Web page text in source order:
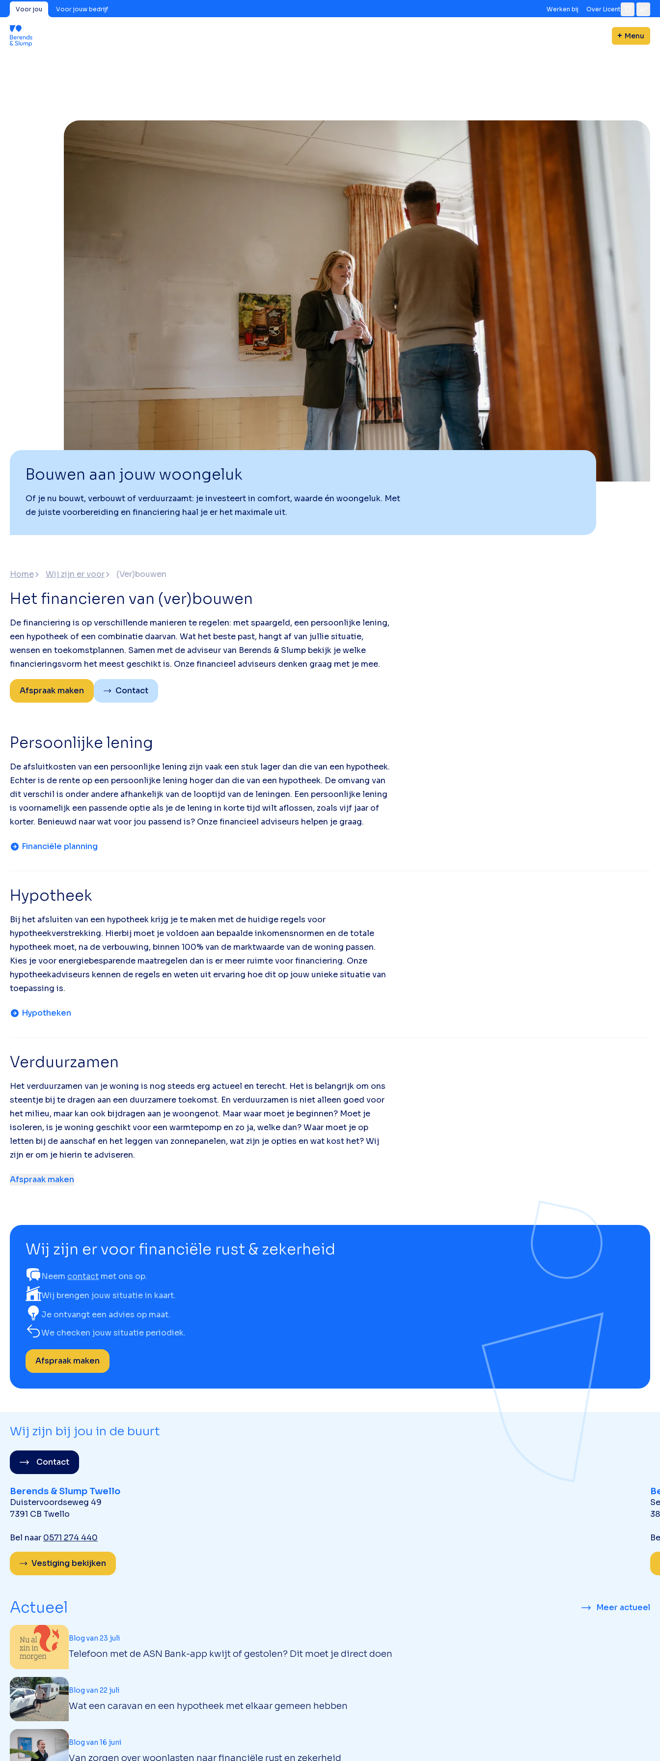
Voor jou Voor jouw bedrijf Werken bij Over Licent
Menu
Bouwen aan jouw woongeluk
Of je nu bouwt, verbouwt of verduurzaamt: je investeert in comfort, waarde én woongeluk. Met
de juiste voorbereiding en financiering haal je er het maximale uit.
Home Wij zijn er voor (Ver)bouwen
Het financieren van (ver)bouwen
De financiering is op verschillende manieren te regelen: met spaargeld, een persoonlijke lening,
een hypotheek of een combinatie daarvan. Wat het beste past, hangt af van jullie situatie,
wensen en toekomstplannen. Samen met de adviseur van Berends & Slump bekijk je welke
financieringsvorm het meest geschikt is. Onze financieel adviseurs denken graag met je mee.
Afspraak maken Contact
Persoonlijke lening
De afsluitkosten van een persoonlijke lening zijn vaak een stuk lager dan die van een hypotheek.
Echter is de rente op een persoonlijke lening hoger dan die van een hypotheek. De omvang van
dit verschil is onder andere afhankelijk van de looptijd van de leningen. Een persoonlijke lening
is voornamelijk een passende optie als je de lening in korte tijd wilt aflossen, zoals vijf jaar of
korter. Benieuwd naar wat voor jou passend is? Onze financieel adviseurs helpen je graag.
Financiële planning
Hypotheek
Bij het afsluiten van een hypotheek krijg je te maken met de huidige regels voor
hypotheekverstrekking. Hierbij moet je voldoen aan bepaalde inkomensnormen en de totale
hypotheek moet, na de verbouwing, binnen 100% van de marktwaarde van de woning passen.
Kies je voor energiebesparende maatregelen dan is er meer ruimte voor financiering. Onze
hypotheekadviseurs kennen de regels en weten uit ervaring hoe dit op jouw unieke situatie van
toepassing is.
Hypotheken
Verduurzamen
Het verduurzamen van je woning is nog steeds erg actueel en terecht. Het is belangrijk om ons
steentje bij te dragen aan een duurzamere toekomst. En verduurzamen is niet alleen goed voor
het milieu, maar kan ook bijdragen aan je woongenot. Maar waar moet je beginnen? Moet je
isoleren, is je woning geschikt voor een warmtepomp en zo ja, welke dan? Waar moet je op
letten bij de aanschaf en het leggen van zonnepanelen, wat zijn je opties en wat kost het? Wij
zijn er om je hierin te adviseren.
Afspraak maken
Wij zijn er voor financiële rust & zekerheid
Neem contact met ons op.
Wij brengen jouw situatie in kaart.
Je ontvangt een advies op maat.
We checken jouw situatie periodiek.
Afspraak maken
Wij zijn bij jou in de buurt
Contact
Berends & Slump Twello
Duistervoordseweg 49
7391 CB Twello
Bel naar 0571 274 440
Vestiging bekijken
Actueel Meer actueel
Telefoon met de ASN Bank-app kwijt of gestolen? Dit moet je direct doen
Blog van 23 juli
Wat een caravan en een hypotheek met elkaar gemeen hebben
Blog van 22 juli
Van zorgen over woonlasten naar financiële rust en zekerheid
Blog van 16 juni